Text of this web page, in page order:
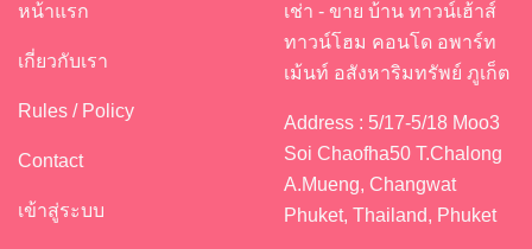
หน้าแรก
เกี่ยวกับเรา
Rules / Policy
Contact
เข้าสู่ระบบ
เช่า - ขาย บ้าน ทาวน์เฮ้าส์
ทาวน์โฮม คอนโด อพาร์ท
เม้นท์ อสังหาริมทรัพย์ ภูเก็ต
Address : 5/17-5/18 Moo3
Soi Chaofha50 T.Chalong
A.Mueng, Changwat
Phuket, Thailand, Phuket